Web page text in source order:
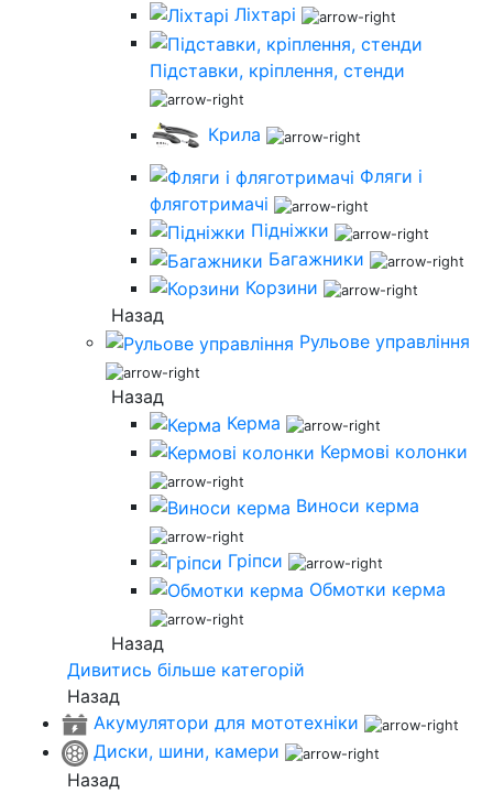
Ліхтарі
Підставки, кріплення, стенди
Крила
Фляги і
фляготримачі
Підніжки
Багажники
Корзини
Назад
Рульове управління
Назад
Керма
Кермові колонки
Виноси керма
Гріпси
Обмотки керма
Назад
Дивитись більше категорій
Назад
Акумулятори для мототехніки
Диски, шини, камери
Назад